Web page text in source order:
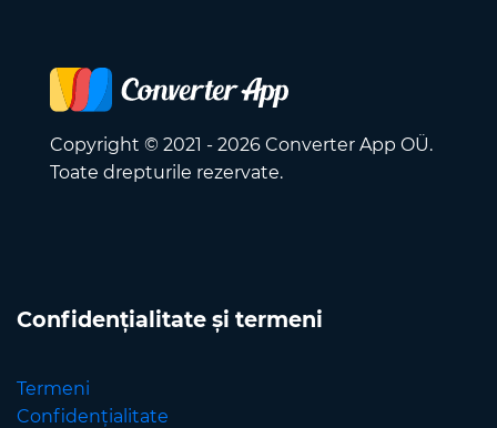
Copyright © 2021 - 2026 Converter App OÜ.
Toate drepturile rezervate.
Confidențialitate și termeni
Termeni
Confidențialitate